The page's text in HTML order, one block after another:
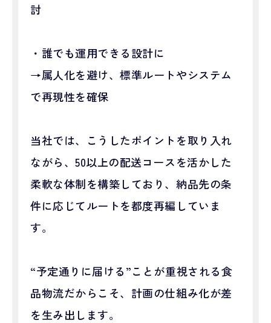
討
・誰でも運用できる設計に
→属人化を避け、標準ルートやシステム
で再現性を確保
当社では、こうしたポイントを取り入れ
ながら、50以上の配送コースを活かした
柔軟な体制を構築しており、納品先の条
件に応じてルートを都度再編していま
す。
“予定通りに届ける”ことが重視される食
品物流だからこそ、計画の仕組み化が差
を生み出します。